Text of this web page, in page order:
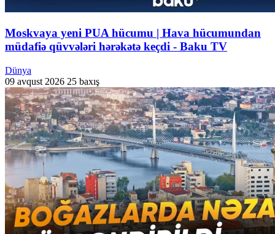
Moskvaya yeni PUA hücumu | Hava hücumundan
müdafiə qüvvələri hərəkətə keçdi - Baku TV
Dünya
09 avqust 2026 25 baxış